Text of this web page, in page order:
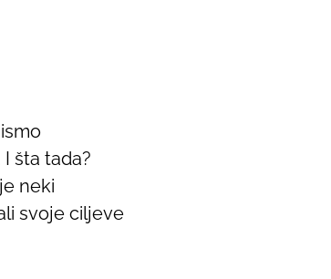
šta tada?
neki
svoje ciljeve